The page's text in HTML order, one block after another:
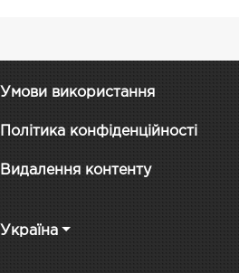
Умови використання
Політика конфіденційності
Видалення контенту
Україна